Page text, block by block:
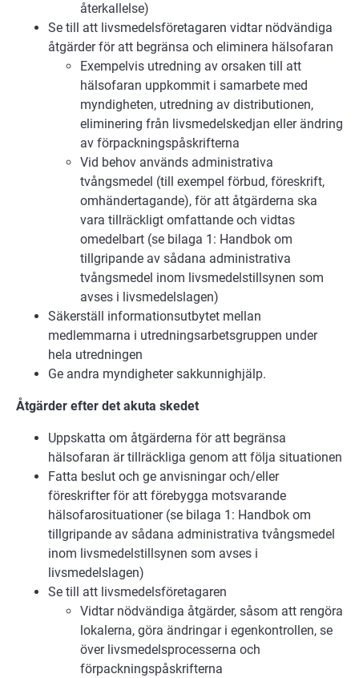
återkallelse)
Se till att livsmedelsföretagaren vidtar nödvändiga
åtgärder för att begränsa och eliminera hälsofaran
Exempelvis utredning av orsaken till att
hälsofaran uppkommit i samarbete med
myndigheten, utredning av distributionen,
eliminering från livsmedelskedjan eller ändring
av förpackningspåskrifterna
Vid behov används administrativa
tvångsmedel (till exempel förbud, föreskrift,
omhändertagande), för att åtgärderna ska
vara tillräckligt omfattande och vidtas
omedelbart (se bilaga 1: Handbok om
tillgripande av sådana administrativa
tvångsmedel inom livsmedelstillsynen som
avses i livsmedelslagen)
Säkerställ informationsutbytet mellan
medlemmarna i utredningsarbetsgruppen under
hela utredningen
Ge andra myndigheter sakkunnighjälp.
Åtgärder efter det akuta skedet
Uppskatta om åtgärderna för att begränsa
hälsofaran är tillräckliga genom att följa situationen
Fatta beslut och ge anvisningar och/eller
föreskrifter för att förebygga motsvarande
hälsofarosituationer (se bilaga 1: Handbok om
tillgripande av sådana administrativa tvångsmedel
inom livsmedelstillsynen som avses i
livsmedelslagen)
Se till att livsmedelsföretagaren
Vidtar nödvändiga åtgärder, såsom att rengöra
lokalerna, göra ändringar i egenkontrollen, se
över livsmedelsprocesserna och
förpackningspåskrifterna